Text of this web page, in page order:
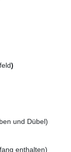
)
und Dübel)
enthalten)